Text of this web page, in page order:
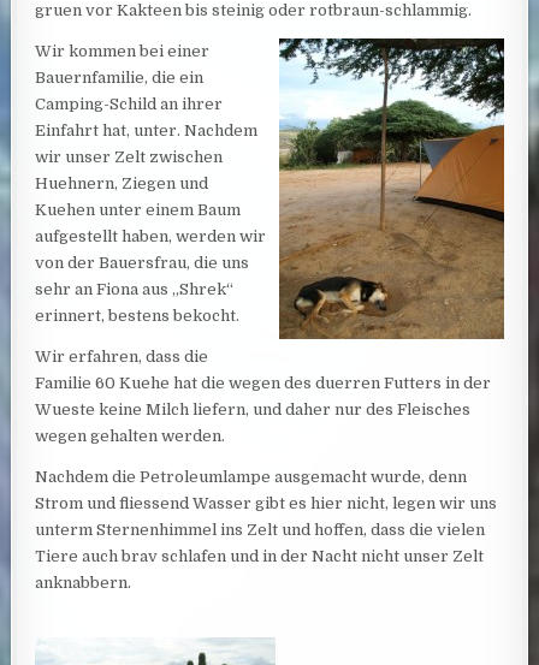
gruen vor Kakteen bis steinig oder rotbraun-schlammig.
Wir kommen bei einer
Bauernfamilie, die ein
Camping-Schild an ihrer
Einfahrt hat, unter. Nachdem
wir unser Zelt zwischen
Huehnern, Ziegen und
Kuehen unter einem Baum
aufgestellt haben, werden wir
von der Bauersfrau, die uns
sehr an Fiona aus „Shrek“
erinnert, bestens bekocht.
Wir erfahren, dass die
Familie 60 Kuehe hat die wegen des duerren Futters in der
Wueste keine Milch liefern, und daher nur des Fleisches
wegen gehalten werden.
Nachdem die Petroleumlampe ausgemacht wurde, denn
Strom und fliessend Wasser gibt es hier nicht, legen wir uns
unterm Sternenhimmel ins Zelt und hoffen, dass die vielen
Tiere auch brav schlafen und in der Nacht nicht unser Zelt
anknabbern.